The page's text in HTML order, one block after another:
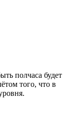
полчаса будет
того, что в